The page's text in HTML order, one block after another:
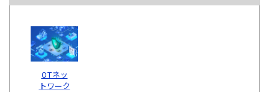
OTネッ
トワーク